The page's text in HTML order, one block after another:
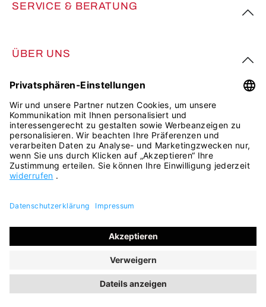
SERVICE & BERATUNG
ÜBER UNS
FOLGE UNS
© 2026 ara Shop
Alle Preise inkl. gesetzl. Mehrwertsteuer zzgl.
und ggf. Nachnahmegebühren, wenn nicht anders
angegeben.